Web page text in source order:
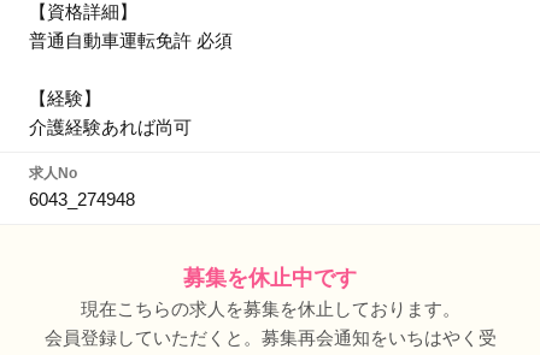
【資格詳細】
普通自動車運転免許 必須
【経験】
介護経験あれば尚可
求人No
6043_274948
募集を休止中です
現在こちらの求人を募集を休止しております。
会員登録していただくと。募集再会通知をいちはやく受